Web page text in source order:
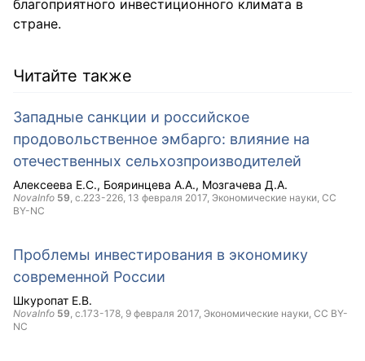
благоприятного инвестиционного климата в
стране.
Читайте также
Западные санкции и российское
продовольственное эмбарго: влияние на
отечественных сельхозпроизводителей
Алексеева Е.С. Бояринцева А.А. Мозгачева Д.А.
NovaInfo 59, с.223-226, 13 февраля 2017, Экономические науки, CC
BY-NC
Проблемы инвестирования в экономику
современной России
Шкуропат Е.В.
NovaInfo 59, с.173-178, 9 февраля 2017, Экономические науки, CC BY-
NC